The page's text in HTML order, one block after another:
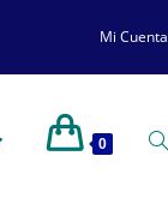
Mi Cuenta
0